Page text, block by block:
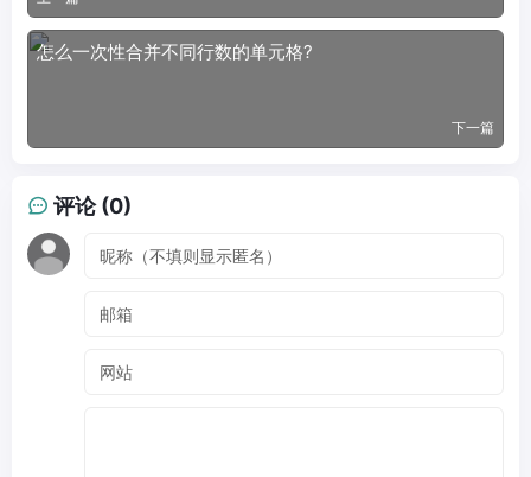
怎么一次性合并不同行数的单元格?
下一篇
评论 (0)